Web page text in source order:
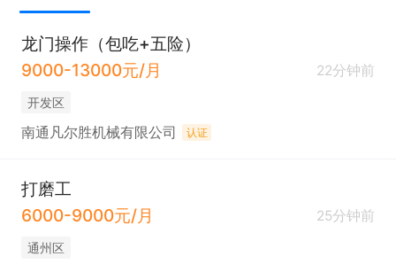
龙门操作（包吃+五险）
9000-13000元/月
22分钟前
开发区
南通凡尔胜机械有限公司 认证
打磨工
6000-9000元/月
25分钟前
通州区